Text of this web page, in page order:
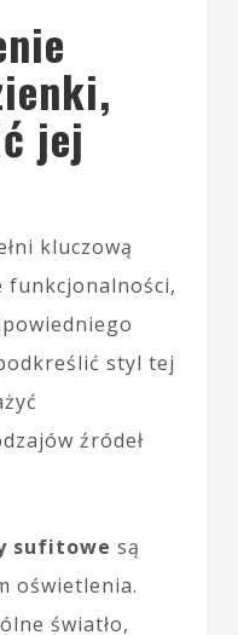
jej
kluczową
funkcjonalności,
styl tej
źródeł
sufitowe są
oświetlenia.
światło,